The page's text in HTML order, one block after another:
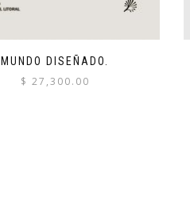
MUNDO DISEÑADO.
$ 27,300.00